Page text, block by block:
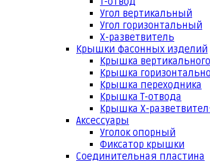
Угол вертикальный
Угол горизонтальный
Х-разветвитель
Крышки фасонных изделий
Крышка вертикального
Крышка
Крышка переходника
Крышка Т-отвода
Крышка Х-
Аксессуары
Уголок опорный
Фиксатор крышки
Соединительная пластина